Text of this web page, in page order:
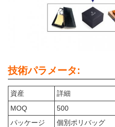
技術パラメータ:
資産
詳細
MOQ
500
パッケージ
個別ポリバッグ